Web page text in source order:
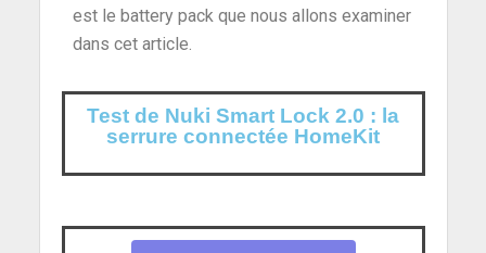
est le battery pack que nous allons examiner
dans cet article.
Test de Nuki Smart Lock 2.0 : la
serrure connectée HomeKit